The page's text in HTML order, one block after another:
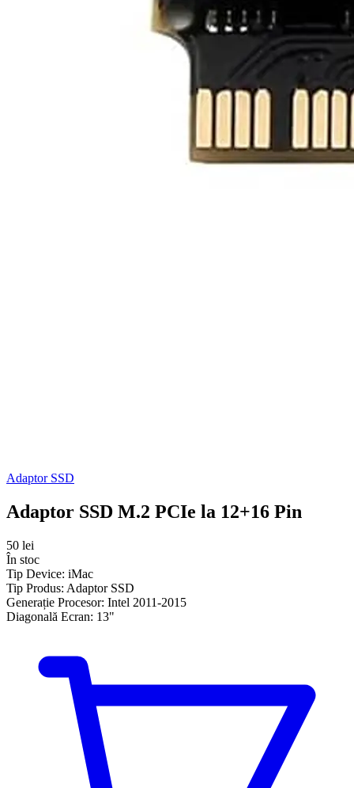
Adaptor SSD
Adaptor SSD M.2 PCIe la 12+16 Pin
50 lei
În stoc
Tip Device: iMac
Tip Produs: Adaptor SSD
Generație Procesor: Intel 2011-2015
Diagonală Ecran: 13"